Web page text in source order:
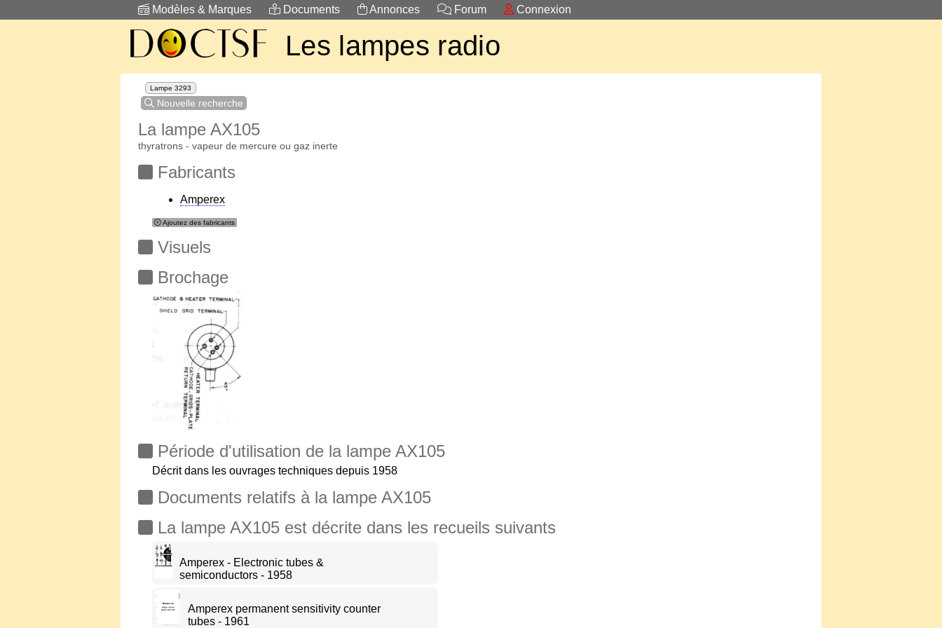
Modèles & Marques Documents Annonces Forum Connexion
Les lampes radio
Lampe 3293
Nouvelle recherche
La lampe AX105
thyratrons - vapeur de mercure ou gaz inerte
Fabricants
Amperex
Ajoutez des fabricants
Visuels
Brochage
Période d'utilisation de la lampe AX105
Décrit dans les ouvrages techniques depuis 1958
Documents relatifs à la lampe AX105
La lampe AX105 est décrite dans les recueils suivants
Amperex - Electronic tubes &
semiconductors - 1958
Amperex permanent sensitivity counter
tubes - 1961